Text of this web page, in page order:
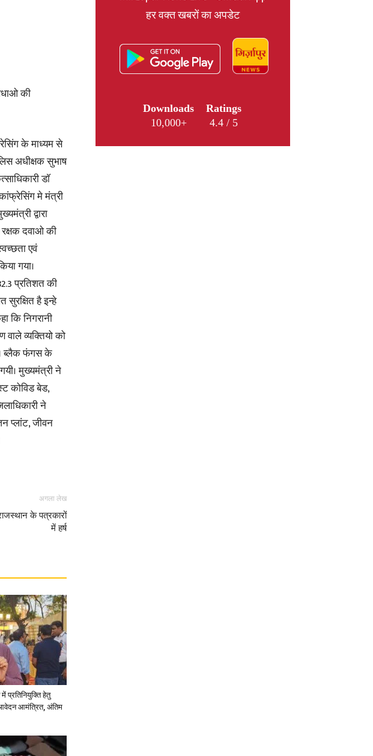
की
के माध्यम से
अधीक्षक सुभाष
डाॅ
मे मंत्री
द्वारा
दवाओ की
एवं
गया।
प्रतिशत की
सुरक्षित है इन्हे
कि निगरानी
व्यक्तियो को
ब्लैक फंगस के
मुख्यमंत्री ने
कोविड बेड,
ने
प्लांट, जीवन
अगला लेख
के पत्रकारों
में हर्ष
हेतु
आवेदन आमंत्रित, अंतिम
हर वक्त खबरों का अपडेट
Downloads
10,000+
Ratings
4.4 / 5